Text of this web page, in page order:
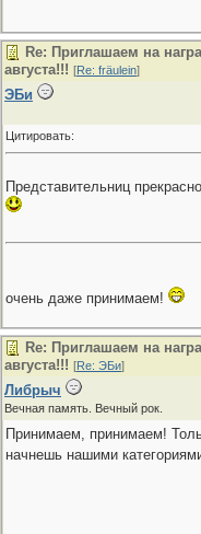
Re: Приглашаем на
августа!!! [Re: fräulein]
ЭБи
Цитировать:
Представительниц
очень даже принимаем!
Re: Приглашаем на
августа!!! [Re: ЭБи]
Либрыч
Вечная память. Вечный рок.
Принимаем, принимаем!
начнешь нашими